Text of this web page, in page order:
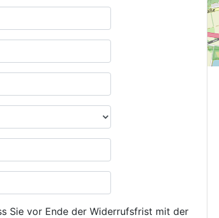
Sie vor Ende der Widerrufsfrist mit der